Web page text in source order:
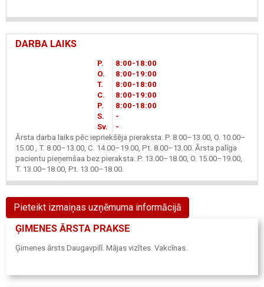
DARBA LAIKS
P. 8 00-18 00
O.
8 00-19 00
T.
8 00-18 00
C.
8 00-19 00
P.
8 00-18 00
S.
-
Sv.
-
Ārsta darba laiks pēc iepriekšēja pieraksta: P. 8.00–13.00, O. 10.00–
15.00 , T. 8.00–13.00, C. 14.00–19.00, Pt. 8.00–13.00. Ārsta palīga
pacientu pieņemšaa bez pieraksta: P. 13.00–18.00, O. 15.00–19.00,
T. 13.00–18.00, Pt. 13.00–18.00.
Pieteikt izmaiņas uzņēmuma informācijā
ĢIMENES ĀRSTA PRAKSE
Ģimenes ārsts Daugavpilī. Mājas vizītes. Vakcīnas.